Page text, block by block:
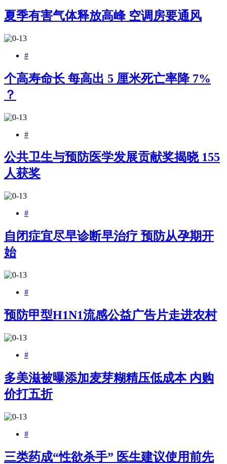
夏季有害气体释放高峰 空调房要通风
#
个高寿命长 每高出 5 厘米死亡率降 7%
？
#
公共卫生与预防医学发展贡献奖揭晓 155
人获奖
#
自闭症宜尽早诊断早治疗 预防从孕期开
始
#
预防甲型H1N1流感公益广告片走进农村
#
多美滋被曝添加麦芽糊精压低成本 内购
价打五折
#
三类药成“性欲杀手” 医生建议使用前先